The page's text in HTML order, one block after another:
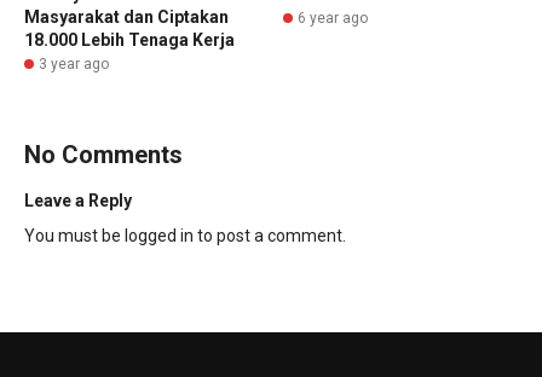
Masyarakat dan Ciptakan
18.000 Lebih Tenaga Kerja
3 year ago
6 year ago
No Comments
Leave a Reply
You must be logged in to post a comment.